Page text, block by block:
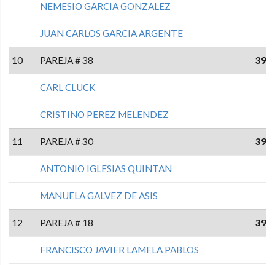
NEMESIO GARCIA GONZALEZ
JUAN CARLOS GARCIA ARGENTE
10 PAREJA # 38 39
CARL CLUCK
CRISTINO PEREZ MELENDEZ
11 PAREJA # 30 39
ANTONIO IGLESIAS QUINTAN
MANUELA GALVEZ DE ASIS
12 PAREJA # 18 39
FRANCISCO JAVIER LAMELA PABLOS